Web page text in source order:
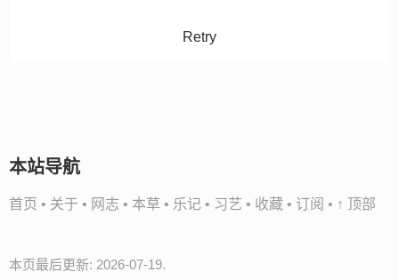
Retry
本站导航
首页 • 关于 • 网志 • 本草 • 乐记 • 习艺 • 收藏 • 订阅 • ↑ 顶部
本页最后更新: 2026-07-19.